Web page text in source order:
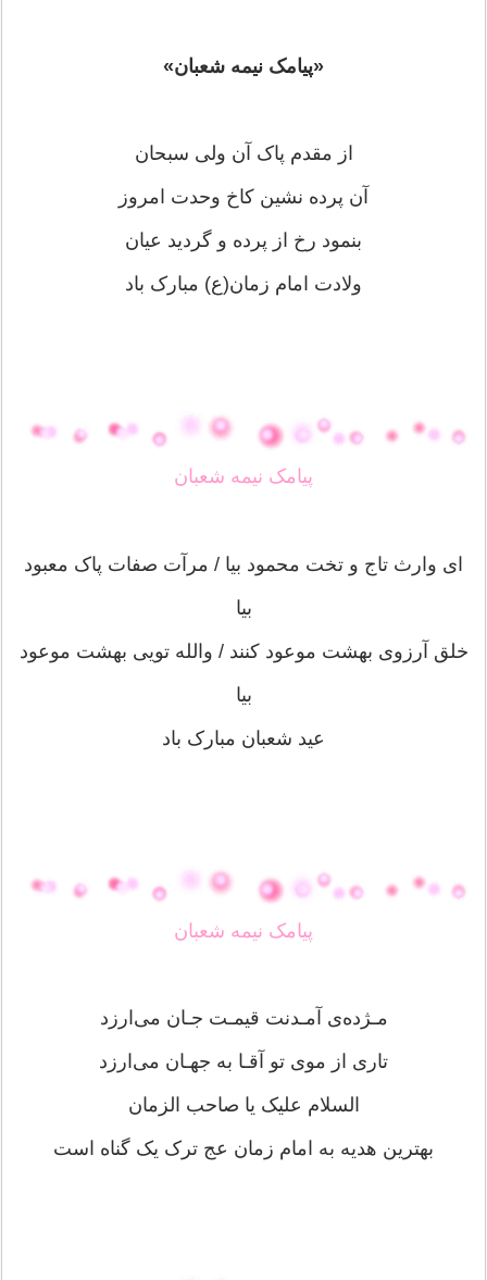
«پیامک نیمه شعبان»
از مقدم پاک آن ولی سبحان
آن پرده نشین کاخ وحدت امروز
بنمود رخ از پرده و گردید عیان
ولادت امام زمان(ع) مبارک باد
پیامک نیمه شعبان
ای وارث تاج و تخت محمود بیا / مرآت صفات پاک معبود
بیا
خلق آرزوی بهشت موعود کنند / والله تویی بهشت موعود
بیا
عید شعبان مبارک باد
پیامک نیمه شعبان
مـژده‌ی آمـدنت قیمـت جـان می‌ارزد
تاری از موی تو آقـا به جهـان می‌ارزد
السلام علیک یا صاحب الزمان
بهترین هدیه به امام زمان عج ترک یک گناه است